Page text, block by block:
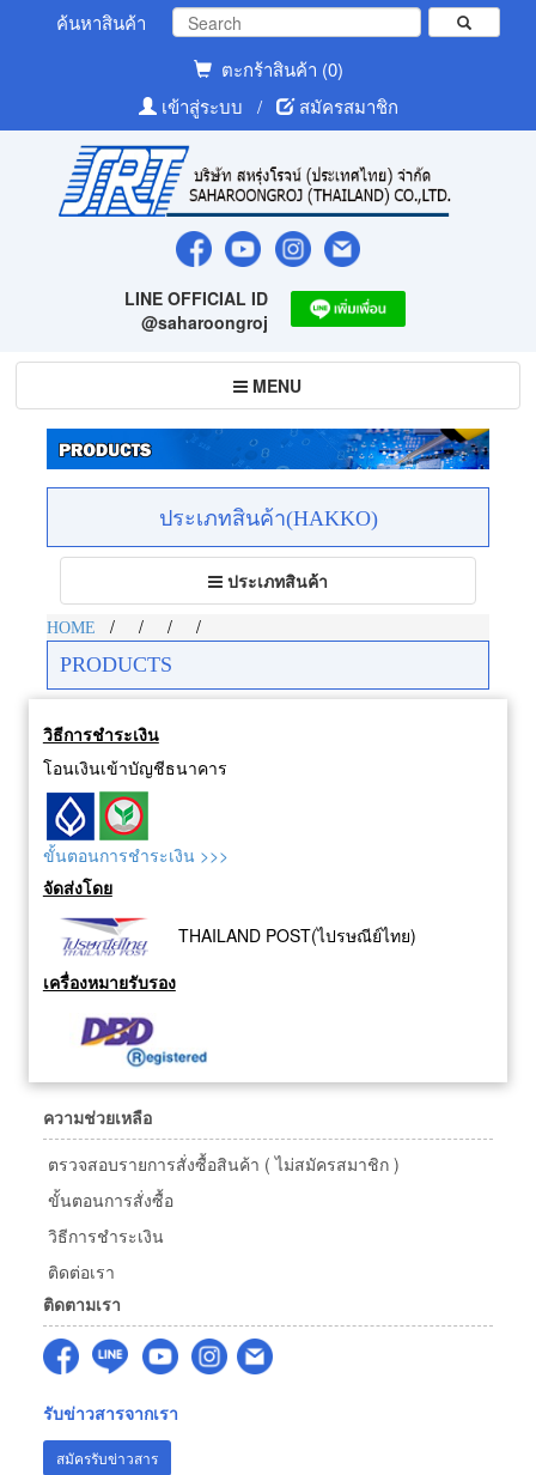
ค้นหาสินค้า
ตะกร้าสินค้า (0)
เข้าสู่ระบบ
/ สมัครสมาชิก
LINE OFFICIAL ID
@saharoongroj
Toggle
navigation
MENU
ประเภทสินค้า(HAKKO)
Toggle
navigation
ประเภทสินค้า
HOME / / /
/
PRODUCTS
วิธีการชำระเงิน
โอนเงินเข้าบัญชีธนาคาร
ขั้นตอนการชำระเงิน >>>
จัดส่งโดย
THAILAND POST(ไปรษณีย์ไทย)
เครื่องหมายรับรอง
ความช่วยเหลือ
ตรวจสอบรายการสั่งซื้อสินค้า ( ไม่สมัครสมาชิก )
ขั้นตอนการสั่งซื้อ
วิธีการชำระเงิน
ติดต่อเรา
ติดตามเรา
รับข่าวสารจากเรา
สมัครรับข่าวสาร